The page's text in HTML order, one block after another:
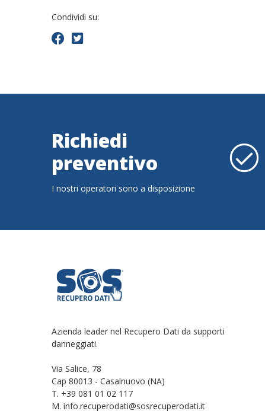
Condividi su:
Richiedi
preventivo
I nostri operatori sono a disposizione
Azienda leader nel Recupero Dati da supporti
danneggiati.
Via Salice, 78
Cap 80013 - Casalnuovo (NA)
T. +39 081 01 02 117
M. info.recuperodati@sosrecuperodati.it